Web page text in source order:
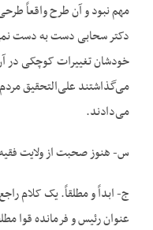
مهم نبود و آن طرح واقعاً
دکتر سحابی دست به دست
خودشان تغییرات کوچکی در
می‌‌گذاشتند علی‌‌التحقیق
می‌‌دادند.
س- هنوز صحبت از ولایت
ج- ابداً و مطلقاً. یک کلام
عنوان رئیس و فرمانده قوا